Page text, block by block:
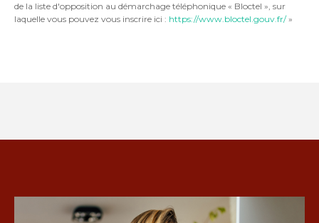
de la liste d'opposition au démarchage téléphonique « Bloctel », sur
laquelle vous pouvez vous inscrire ici : https://www.bloctel.gouv.fr/»